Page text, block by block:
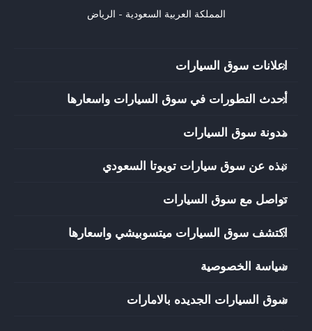
المملكة العربية السعودية - الرياض
اعلانات سوق السيارات
أحدث التطورات في سوق السيارات واسعارها
مدونة سوق السيارات
نبذه عن سوق سيارات تويوتا السعودي
تواصل مع سوق السيارات
اكتشف سوق السيارات ميتسوبيشي واسعارها
سياسة الخصوصية
سوق السيارات الجديده بالامارات